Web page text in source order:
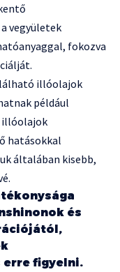
vegyületek
fokozva
illóolajok
például
illóolajok
hatásokkal
általában kisebb,
és
erre figyelni.